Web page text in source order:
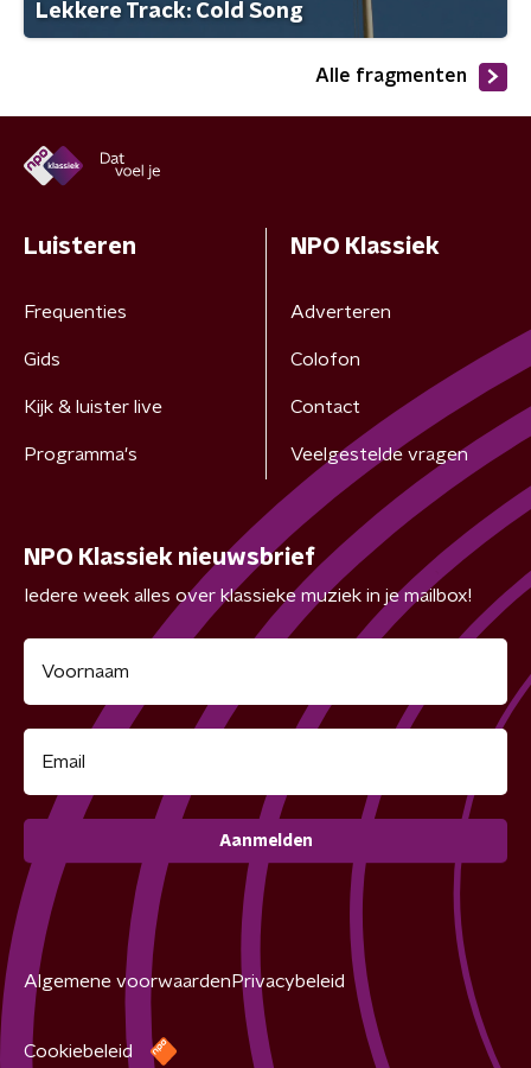
Lekkere Track: Cold Song
Alle fragmenten
Luisteren
Frequenties
Gids
Kijk & luister live
Programma's
NPO Klassiek
Adverteren
Colofon
Contact
Veelgestelde vragen
NPO Klassiek nieuwsbrief
Iedere week alles over klassieke muziek in je mailbox!
Aanmelden
Algemene voorwaarden Privacybeleid
Cookiebeleid